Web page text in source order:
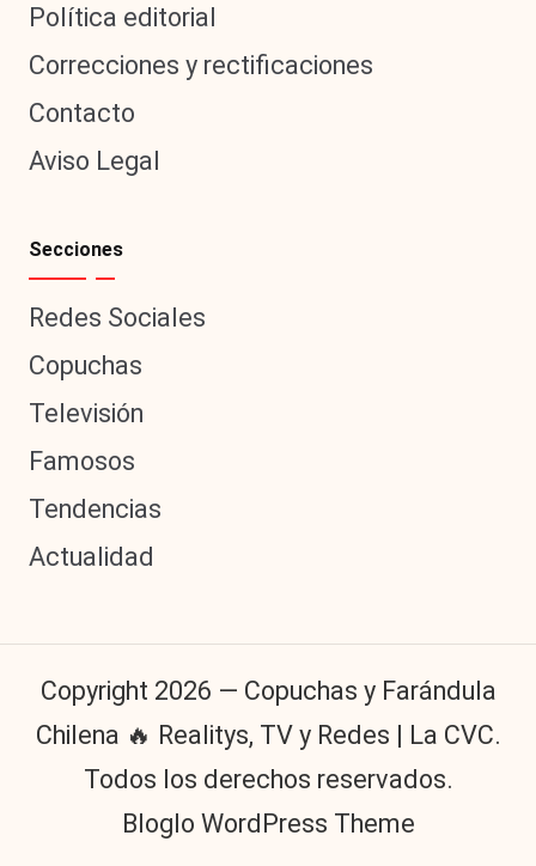
Política editorial
Correcciones y rectificaciones
Contacto
Aviso Legal
Secciones
Redes Sociales
Copuchas
Televisión
Famosos
Tendencias
Actualidad
Copyright 2026 — Copuchas y Farándula
Chilena 🔥 Realitys, TV y Redes | La CVC.
Todos los derechos reservados.
Bloglo WordPress Theme